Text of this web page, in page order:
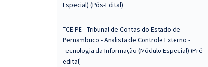
Especial) (Pós-Edital)
TCE PE - Tribunal de Contas do Estado de
Pernambuco - Analista de Controle Externo -
Tecnologia da Informação (Módulo Especial) (Pré-
edital)